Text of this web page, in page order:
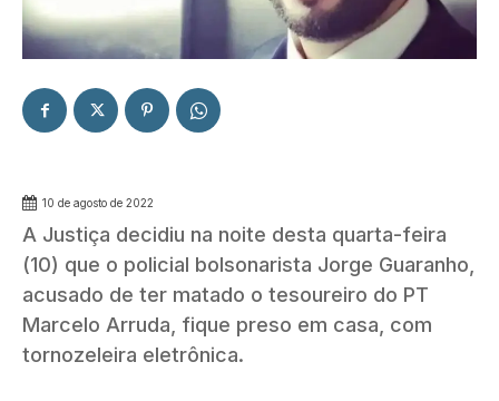
10 de agosto de 2022
A Justiça decidiu na noite desta quarta-feira
(10) que o policial bolsonarista Jorge Guaranho,
acusado de ter matado o tesoureiro do PT
Marcelo Arruda, fique preso em casa, com
tornozeleira eletrônica.